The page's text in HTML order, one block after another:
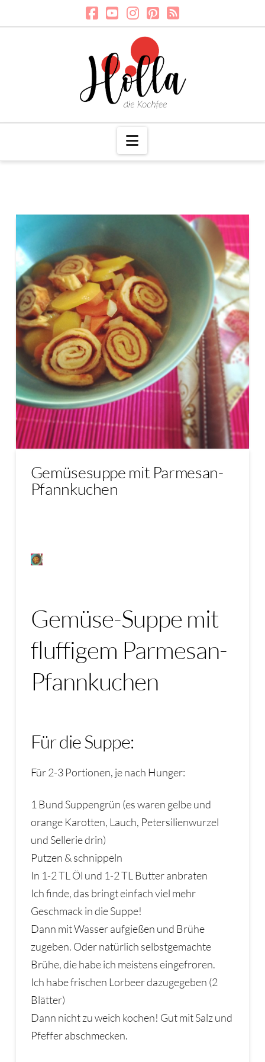
Navigation
Gemüsesuppe mit Parmesan-
Pfannkuchen
Gemüse-Suppe mit
fluffigem Parmesan-
Pfannkuchen
Für die Suppe:
Für 2-3 Portionen, je nach Hunger:
1 Bund Suppengrün (es waren gelbe und
orange Karotten, Lauch, Petersilienwurzel
und Sellerie drin)
Putzen & schnippeln
In 1-2 TL Öl und 1-2 TL Butter anbraten
Ich finde, das bringt einfach viel mehr
Geschmack in die Suppe!
Dann mit Wasser aufgießen und Brühe
zugeben. Oder natürlich selbstgemachte
Brühe, die habe ich meistens eingefroren.
Ich habe frischen Lorbeer dazugegeben (2
Blätter)
Dann nicht zu weich kochen! Gut mit Salz und
Pfeffer abschmecken.